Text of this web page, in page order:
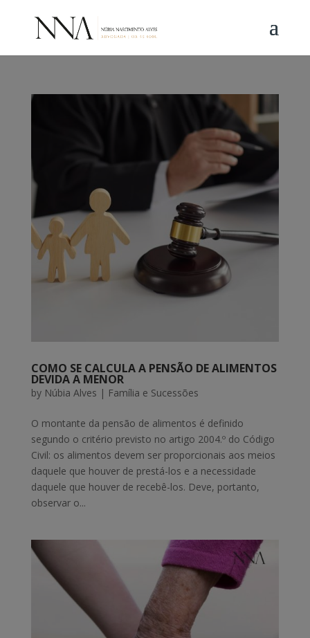
COMO SE CALCULA A PENSÃO DE ALIMENTOS
DEVIDA A MENOR
by Núbia Alves | Família e Sucessões
O montante da pensão de alimentos é definido
segundo o critério previsto no artigo 2004.º do Código
Civil: os alimentos devem ser proporcionais aos meios
daquele que houver de prestá-los e a necessidade
daquele que houver de recebê-los. Deve, portanto,
observar o...